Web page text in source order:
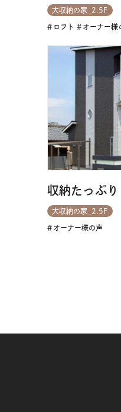
大収納の家_2.5F
ロフト オーナー様
収納たっぷ
大収納の家_2.5F
オーナー様の声